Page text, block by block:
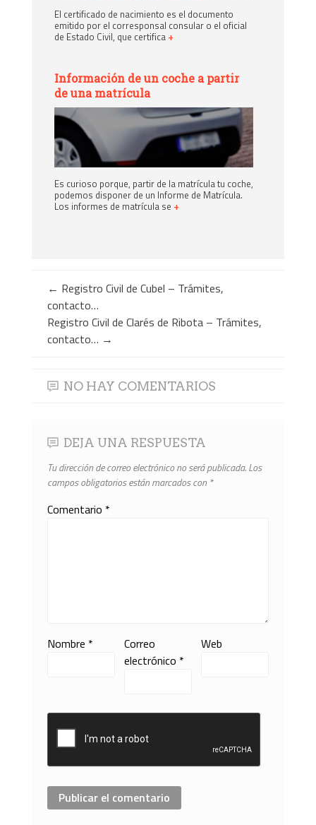
El certificado de nacimiento es el documento
emitido por el corresponsal consular o el oficial
de Estado Civil, que certifica +
Información de un coche a partir
de una matrícula
Es curioso porque, partir de la matrícula tu coche,
podemos disponer de un Informe de Matrícula.
Los informes de matrícula se +
← Registro Civil de Cubel – Trámites,
contacto…
Registro Civil de Clarés de Ribota – Trámites,
contacto… →
NO HAY COMENTARIOS
DEJA UNA RESPUESTA
Tu dirección de correo electrónico no será publicada.Los
campos obligatorios están marcados con *
Comentario *
Nombre *
Correo
electrónico *
Web